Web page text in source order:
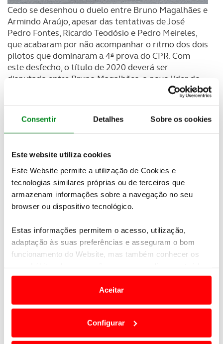
Consentir Detalhes Sobre os cookies
Este website utiliza cookies
Este Website permite a utilização de Cookies e
tecnologias similares próprias ou de terceiros que
armazenam informações sobre a navegação no seu
browser ou dispositivo tecnológico.
Estas informações permitem o acesso, utilização,
adaptação às suas preferências e asseguram o bom
funcionamento do Website, mas também conhecer os
e anúncios de modo a promover produtos e/ou serviços.
Em alguns casos, a utilização destas tecnologias
termos e a todo o tempo as suas preferências e limitando
o acesso a informações durante a navegação no
Aceitar
Configurar
Cedo se desenhou o duelo entre Bruno Magalhães e
Armindo Araújo, apesar das tentativas de José
Pedro Fontes, Ricardo Teodósio e Pedro Meireles,
que acabaram por não acompanhar o ritmo dos dois
pilotos que dominaram a 4ª prova do CPR. Com
este desfecho, o título de 2020 deverá ser
disputado entre Bruno Magalhães, o novo líder do
campeonato, e Armindo Araújo, uma vez que, tanto
Ricardo Teodósio como José Pedro Fontes, embora
longe dos dois pilotos da frente.